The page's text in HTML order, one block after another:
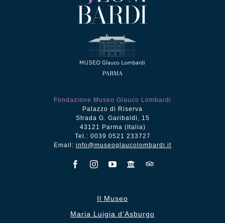
Fondazione Museo Glauco Lombardi
Palazzo di Riserva
Strada G. Garibaldi, 15
43121 Parma (Italia)
Tel.: 0039 0521 233727
Email: info@museoglaucolombardi.it
Il Museo
Maria Luigia d’Asburgo